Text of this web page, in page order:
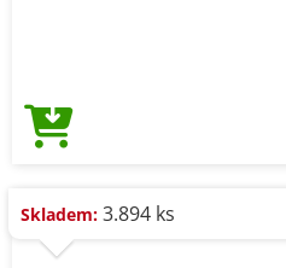
Skladem: 3.894 ks